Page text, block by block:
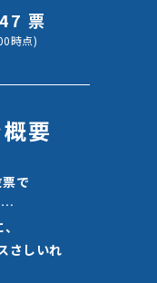
票
時点)
要
で
…
さしいれ